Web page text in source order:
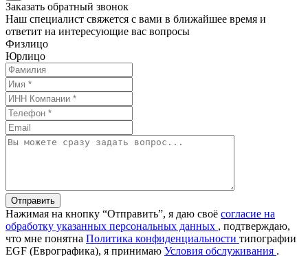
Заказать обратный звонок
Наш специалист свяжется с вами в ближайшее время и
ответит на интересующие вас вопросы
Физлицо
Юрлицо
Отправить
Нажимая на кнопку “Отправить”, я даю своё согласие на
обработку указанных персональных данных , подтверждаю,
что мне понятна Политика конфиденциальности типографии
EGF (Еврографика), я принимаю Условия обслуживания .